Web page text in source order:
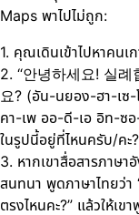
Maps พาไปไม่ถูก:
1. คุณเดินเข้าไปหาคนเ
2. “안녕하세요! 실
요? (อัน-นยอง-ฮา-เซ
คา-เพ ออ-ดี-เอ อิท-ซอ
ในรูปนี้อยู่ที่ไหนครับ/คะ
3. หากเขาสื่อสารภาษ
สนทนา พูดภาษาไทยว่า
ตรงไหนคะ?” แล้วให้เ